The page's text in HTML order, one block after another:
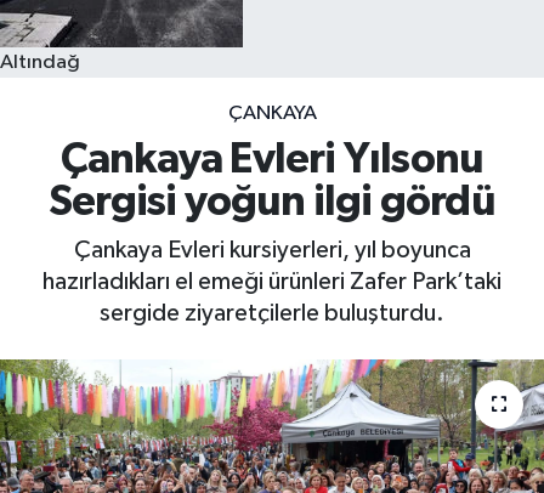
Altındağ
ÇANKAYA
Çankaya Evleri Yılsonu
Sergisi yoğun ilgi gördü
Çankaya Evleri kursiyerleri, yıl boyunca
hazırladıkları el emeği ürünleri Zafer Park’taki
sergide ziyaretçilerle buluşturdu.